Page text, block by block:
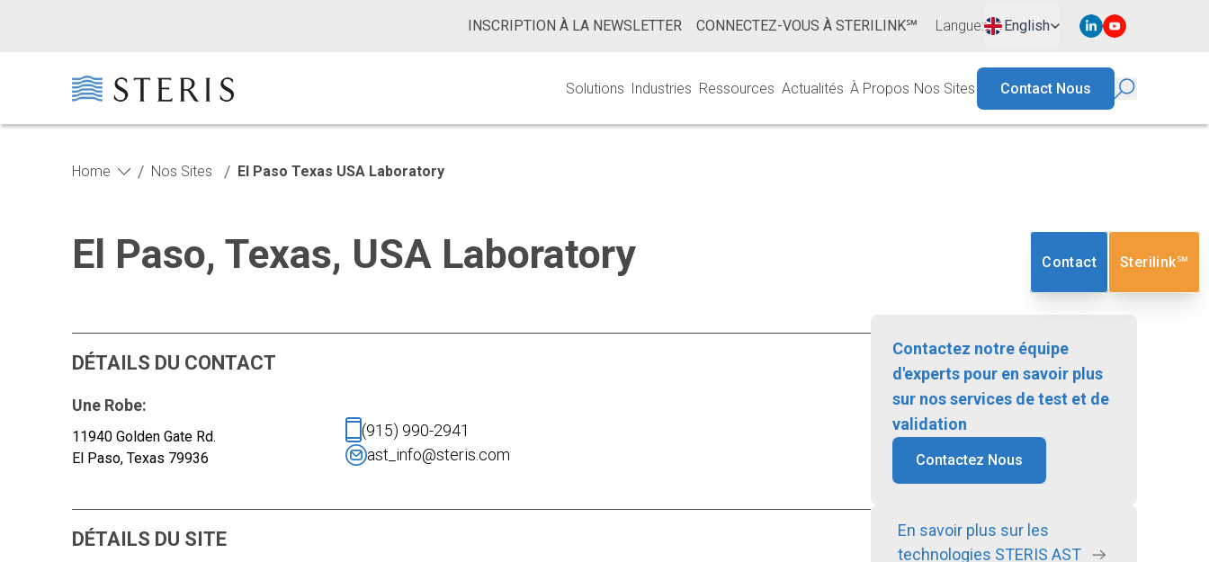
INSCRIPTION À LA NEWSLETTER CONNECTEZ-VOUS À STERILINK℠ Langue: English
Solutions Industries Ressources Actualités À Propos Nos Sites Contact Nous
Home / Nos Sites / El Paso Texas USA Laboratory
El Paso, Texas, USA Laboratory
DÉTAILS DU CONTACT
Une Robe:
11940 Golden Gate Rd.
El Paso, Texas 79936
(915) 990-2941
ast_info@steris.com
DÉTAILS DU SITE
Contactez notre équipe
d'experts pour en savoir plus
sur nos services de test et de
validation
Contactez Nous
En savoir plus sur les
technologies STERIS AST
Contact Sterilink℠